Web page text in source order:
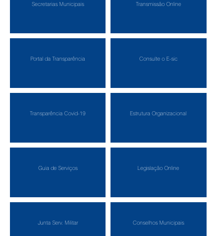
Secretarias Municipais Transmissão Online
Portal da Transparência Consulte o E-sic
Transparência Covid-19 Estrutura Organizacional
Guia de Serviços Legislação Online
Junta Serv. Militar Conselhos Municipais